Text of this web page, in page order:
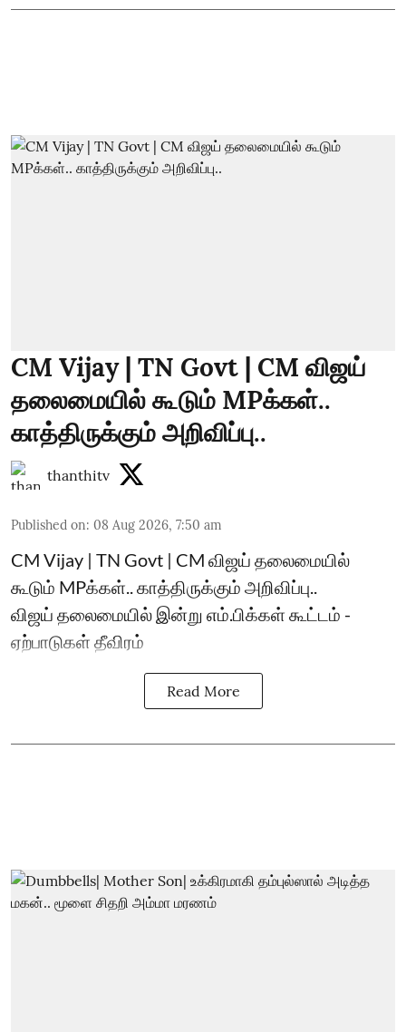
CM Vijay | TN Govt | CM விஜய்
தலைமையில் கூடும் MPக்கள்..
காத்திருக்கும் அறிவிப்பு..
thanthitv
Published on: 08 Aug 2026, 7:50 am
CM Vijay | TN Govt | CM விஜய் தலைமையில்
கூடும் MPக்கள்.. காத்திருக்கும் அறிவிப்பு..
விஜய் தலைமையில் இன்று எம்.பிக்கள் கூட்டம் -
ஏற்பாடுகள் தீவிரம்
Read More